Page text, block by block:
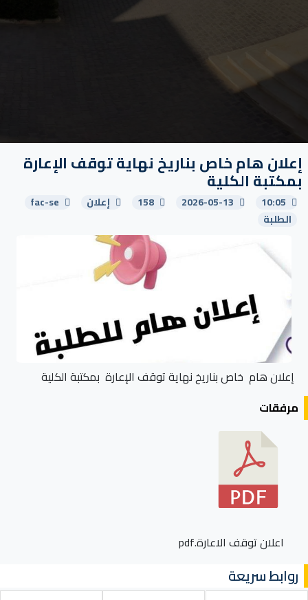
إعلان هام خاص بناريخ نهاية توقف الإعارة
بمكتبة الكلية
10:05
2026-05-13
158 إعلان
fac-se
الطلبة
إعلان هام خاص بناريخ نهاية توقف الإعارة بمكتبة الكلية
مرفقات
اعلان توقف الاعارة.pdf
روابط سريعة